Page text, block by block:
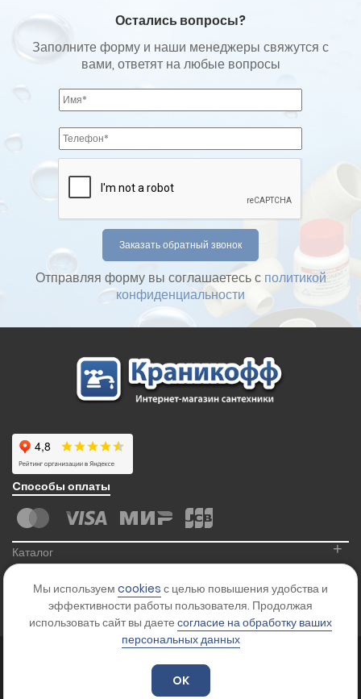
Остались вопросы?
Заполните форму и наши менеджеры свяжутся с
вами, ответят на любые вопросы
Отправляя форму вы соглашаетесь с политикой
конфиденциальности
Cпособы оплаты
Каталог +
Контакты
. Все права защищены.
Цены на сайте указаны для ознакомления и не являются офертой.
Мы используем cookies с целью повышения удобства и
эффективности работы пользователя. Продолжая
использовать сайт вы даете согласие на обработку ваших
персональных данных
OK